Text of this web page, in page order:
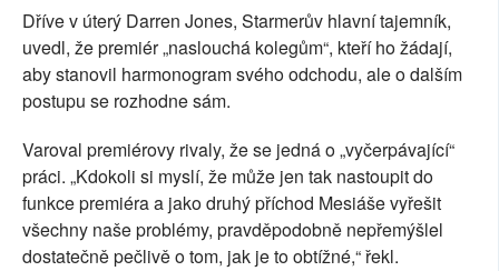
Dříve v úterý Darren Jones, Starmerův hlavní tajemník,
uvedl, že premiér „naslouchá kolegům“, kteří ho žádají,
aby stanovil harmonogram svého odchodu, ale o dalším
postupu se rozhodne sám.
Varoval premiérovy rivaly, že se jedná o „vyčerpávající“
práci. „Kdokoli si myslí, že může jen tak nastoupit do
funkce premiéra a jako druhý příchod Mesiáše vyřešit
všechny naše problémy, pravděpodobně nepřemýšlel
dostatečně pečlivě o tom, jak je to obtížné,“ řekl.